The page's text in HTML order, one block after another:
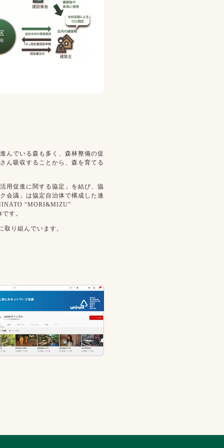
んでいる森も多く、森林整備の促
ん吸収することから、森を育てる
用促進に関する協定」を結び、協
会議」は協定自治体で構成した連
“MORI&MIZU”
す。
り組んでいます。